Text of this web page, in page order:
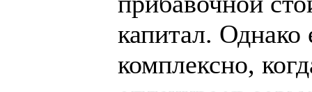
капитал. Однако
комплексно,